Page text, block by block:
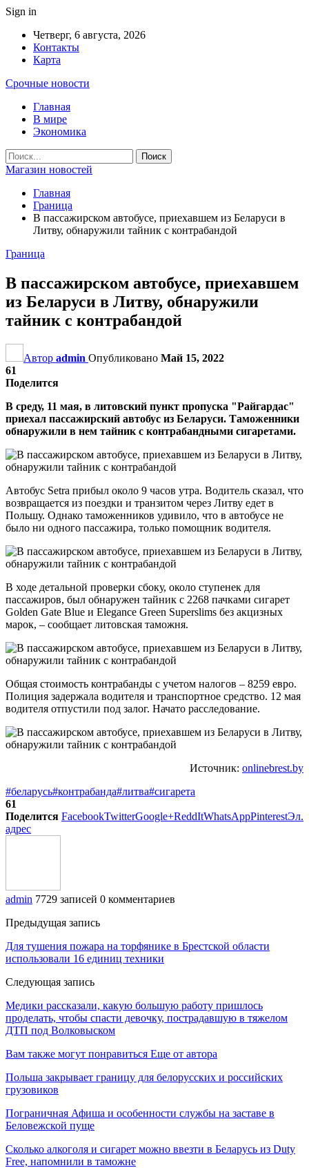
Sign in
Четверг, 6 августа, 2026
Контакты
Карта
Срочные новости
Главная
В мире
Экономика
Магазин новостей
Главная
Граница
В пассажирском автобусе, приехавшем из Беларуси в
Литву, обнаружили тайник с контрабандой
Граница
В пассажирском автобусе, приехавшем
из Беларуси в Литву, обнаружили
тайник с контрабандой
Автор admin Опубликовано Май 15, 2022
61
Поделится
В среду, 11 мая, в литовский пункт пропуска "Райгардас"
приехал пассажирский автобус из Беларуси. Таможенники
обнаружили в нем тайник с контрабандными сигаретами.
Автобус Setra прибыл около 9 часов утра. Водитель сказал, что
возвращается из поездки и транзитом через Литву едет в
Польшу. Однако таможенников удивило, что в автобусе не
было ни одного пассажира, только помощник водителя.
В ходе детальной проверки сбоку, около ступенек для
пассажиров, был обнаружен тайник с 2268 пачками сигарет
Golden Gate Blue и Elegance Green Superslims без акцизных
марок, – сообщает литовская таможня.
Общая стоимость контрабанды с учетом налогов – 8259 евро.
Полиция задержала водителя и транспортное средство. 12 мая
водителя отпустили под залог. Начато расследование.
Источник: onlinebrest.by
#беларусь#контрабанда#литва#сигарета
61
Поделится FacebookTwitterGoogle+ReddItWhatsAppPinterestЭл.
адрес
admin 7729 записей 0 комментариев
Предыдущая запись
Для тушения пожара на торфянике в Брестской области
использовали 16 единиц техники
Следующая запись
Медики рассказали, какую большую работу пришлось
проделать, чтобы спасти девочку, пострадавшую в тяжелом
ДТП под Волковыском
Вам также могут понравиться Еще от автора
Польша закрывает границу для белорусских и российских
грузовиков
Пограничная Афиша и особенности службы на заставе в
Беловежской пуще
Сколько алкоголя и сигарет можно ввезти в Беларусь из Duty
Free, напомнили в таможне